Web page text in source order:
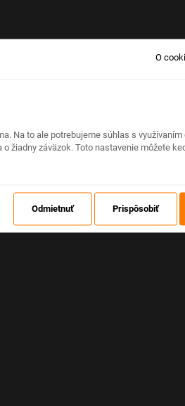
chyba
O
Na to ale potrebujeme súhlas s
žiadny záväzok. Toto nastavenie môžete
Odmietnuť Prispôsobiť